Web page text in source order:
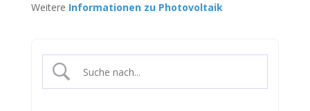
Weitere Informationen zu Photovoltaik